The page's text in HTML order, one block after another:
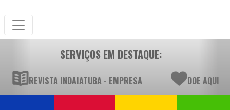
SERVIÇOS EM DESTAQUE:
REVISTA INDAIATUBA - EMPRESA DOE AQUI